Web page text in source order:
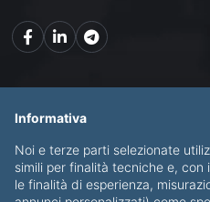
CHI SONO
BLOG
Informativa
Noi e terze parti selezionate
simili per finalità tecniche e, con
le finalità di esperienza,